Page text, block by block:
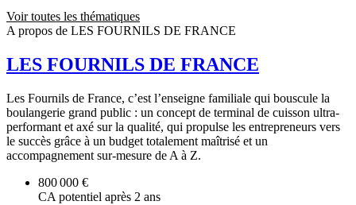
Voir toutes les thématiques
A propos de LES FOURNILS DE FRANCE
LES FOURNILS DE FRANCE
Les Fournils de France, c’est l’enseigne familiale qui bouscule la
boulangerie grand public : un concept de terminal de cuisson ultra-
performant et axé sur la qualité, qui propulse les entrepreneurs vers
le succès grâce à un budget totalement maîtrisé et un
accompagnement sur-mesure de A à Z.
800 000 €
CA potentiel après 2 ans